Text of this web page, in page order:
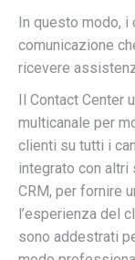
In questo modo,
comunicazione
ricevere
Il Contact Center
multicanale per
clienti su tutti i
integrato con
CRM, per fornire
l’esperienza del
sono addestrati